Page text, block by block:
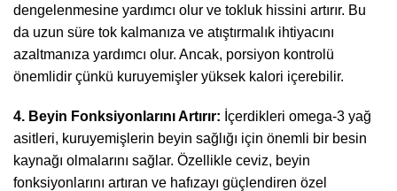
dengelenmesine yardımcı olur ve tokluk hissini artırır. Bu
da uzun süre tok kalmanıza ve atıştırmalık ihtiyacını
azaltmanıza yardımcı olur. Ancak, porsiyon kontrolü
önemlidir çünkü kuruyemişler yüksek kalori içerebilir.
4. Beyin Fonksiyonlarını Artırır: İçerdikleri omega-3 yağ
asitleri, kuruyemişlerin beyin sağlığı için önemli bir besin
kaynağı olmalarını sağlar. Özellikle ceviz, beyin
fonksiyonlarını artıran ve hafızayı güçlendiren özel